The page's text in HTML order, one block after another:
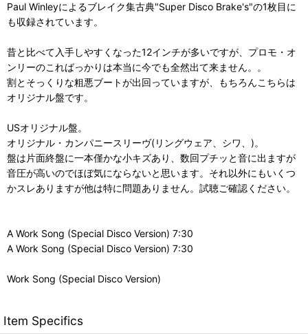
Paul Winleyによるブレイク集古典"Super Disco Brake's"の1枚目に
も収録されています。
昔と比べて入手しやすくなった12インチが多いですが、プロモ・オ
ンリーのこればっかりは本当に今でも全然出て来ません。。
割とそっくりな粗悪ブートが出回っていますが、もちろんこちらは
オリジナル盤です。
USオリジナル盤。
オリジナル・カンパニースリーヴ(リングウェア、シワ、)。
盤は片面終盤に一本僅かな小キズあり、数回プチッと音に出ますが
音圧が高いのでほぼ気にならないと思います。それ以外にもいくつ
かスレありますが他は特に問題ありません。試聴ご確認ください。
A Work Song (Special Disco Version) 7:30
A Work Song (Special Disco Version) 7:30
Work Song (Special Disco Version)
Item Specifics